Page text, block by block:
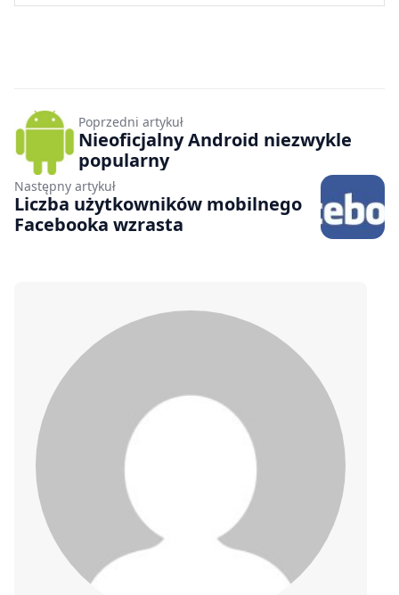
Poprzedni artykuł
Nieoficjalny Android niezwykle
popularny
Następny artykuł
Liczba użytkowników mobilnego
Facebooka wzrasta